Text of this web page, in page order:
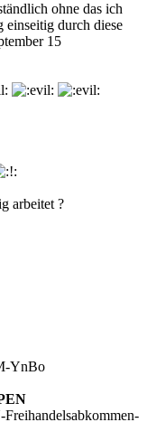
ohne das ich
einseitig durch diese
15
arbeitet ?
YnBo